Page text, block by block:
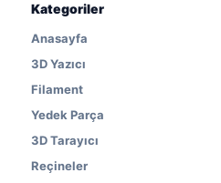
Kategoriler
Anasayfa
3D Yazıcı
Filament
Yedek Parça
3D Tarayıcı
Reçineler